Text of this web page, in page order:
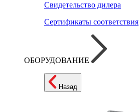
Свидетельство дилера
Сертификаты соответствия
ОБОРУДОВАНИЕ
Назад